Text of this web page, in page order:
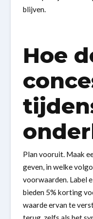
blijven.
Hoe
Plan vooruit. Maak
geven, in welke
voorwaarden. Label
bieden 5% korting
waarde ervan te